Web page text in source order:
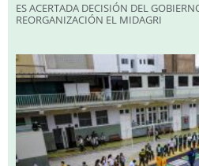
ES ACERTADA DECISIÓN DEL
REORGANIZACIÓN EL MIDAGRI